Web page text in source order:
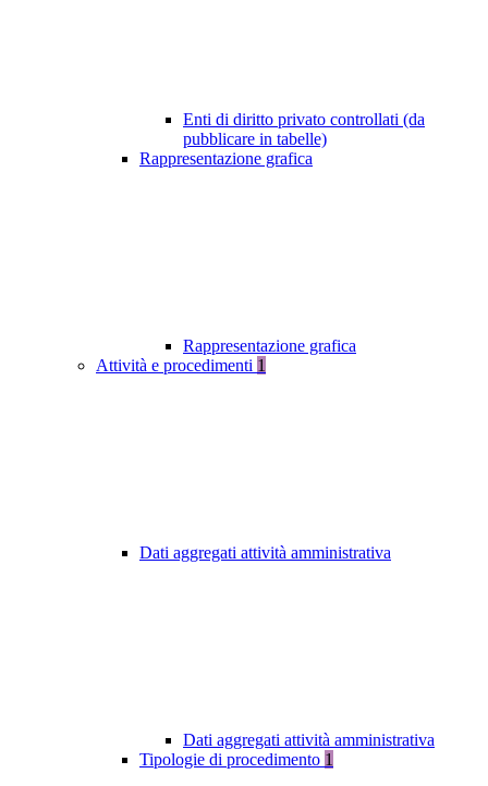
Enti di diritto privato controllati (da
pubblicare in tabelle)
Rappresentazione grafica
Rappresentazione grafica
Attività e procedimenti 1
Dati aggregati attività amministrativa
Dati aggregati attività amministrativa
Tipologie di procedimento 1